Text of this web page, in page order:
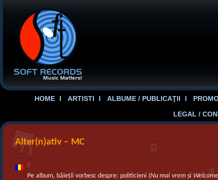
HOME ARTISTI ALBUME / PUBLICAŢII
LEGAL /
Alter(n)ativ – MC
Pe album, băieţii vorbesc despre: politicieni (Nu mai vremşi